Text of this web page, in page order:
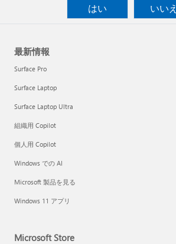
はい
いいえ
最新情報
Surface Pro
Surface Laptop
Surface Laptop Ultra
組織用 Copilot
個人用 Copilot
Windows での AI
Microsoft 製品を見る
Windows 11 アプリ
Microsoft Store